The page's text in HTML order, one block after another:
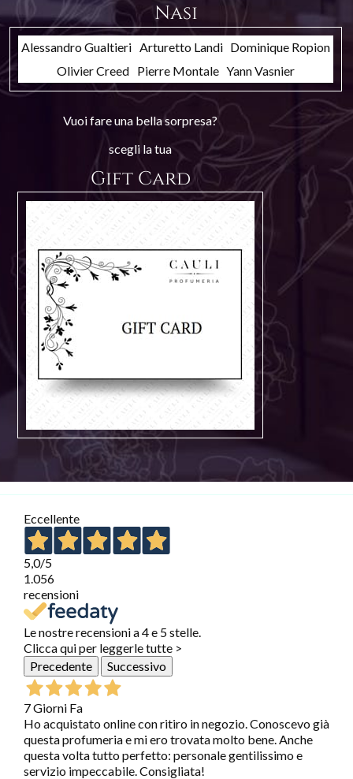
Nasi
Alessandro Gualtieri Arturetto Landi Dominique Ropion
Olivier Creed Pierre Montale Yann Vasnier
Vuoi fare una bella sorpresa?
scegli la tua
Gift Card
Eccellente
5,0/5
1.056
recensioni
Le nostre recensioni a 4 e 5 stelle.
Clicca qui per leggerle tutte >
Precedente
Successivo
7 Giorni Fa
Ho acquistato online con ritiro in negozio. Conoscevo già
questa profumeria e mi ero trovata molto bene. Anche
questa volta tutto perfetto: personale gentilissimo e
servizio impeccabile. Consigliata!